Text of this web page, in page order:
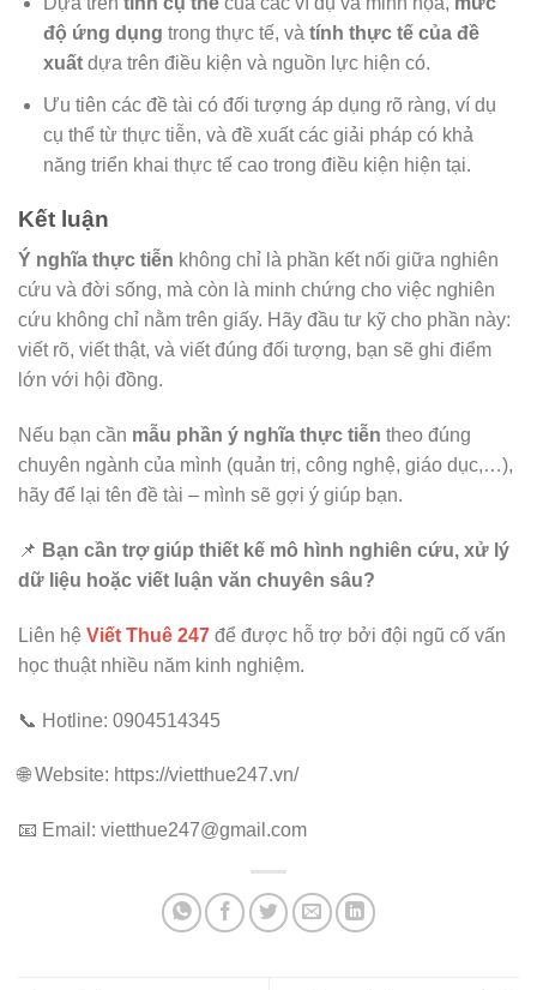
độ ứng dụng trong thực tế, và tính thực tế của đề
xuấtdựa trên điều kiện và nguồn lực hiện có.
Ưu tiên các đề tài có đối tượng áp dụng rõ ràng, ví dụ
cụ thể từ thực tiễn, và đề xuất các giải pháp có khả
năng triển khai thực tế cao trong điều kiện hiện tại.
Kết luận
Ý nghĩa thực tiễn không chỉ là phần kết nối giữa nghiên
cứu và đời sống, mà còn là minh chứng cho việc nghiên
cứu không chỉ nằm trên giấy. Hãy đầu tư kỹ cho phần này:
viết rõ, viết thật, và viết đúng đối tượng, bạn sẽ ghi điểm
lớn với hội đồng.
Nếu bạn cần mẫu phần ý nghĩa thực tiễn theo đúng
chuyên ngành của mình (quản trị, công nghệ, giáo dục,…),
hãy để lại tên đề tài – mình sẽ gợi ý giúp bạn.
📌 Bạn cần trợ giúp thiết kế mô hình nghiên cứu, xử lý
dữ liệu hoặc viết luận văn chuyên sâu?
Liên hệ Viết Thuê 247 để được hỗ trợ bởi đội ngũ cố vấn
học thuật nhiều năm kinh nghiệm.
📞 Hotline: 0904514345
🌐 Website: https://vietthue247.vn/
📧 Email: vietthue247@gmail.com